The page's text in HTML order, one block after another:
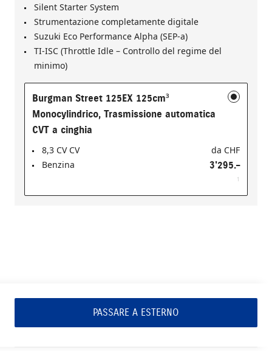
Silent Starter System
Strumentazione completamente digitale
Suzuki Eco Performance Alpha (SEP-a)
TI-ISC (Throttle Idle – Controllo del regime del
minimo)
Burgman Street 125EX 125cm³
Monocylindrico, Trasmissione automatica
CVT a cinghia
8,3 CV CV
Benzina
da CHF
3'295.–
1
PASSARE A ESTERNO